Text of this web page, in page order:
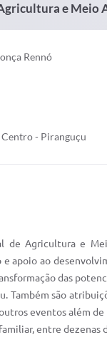
e Meio
Rennó
- Piranguçu
de Agricultura e
apoio ao
das
Também são
eventos além
entre dezenas